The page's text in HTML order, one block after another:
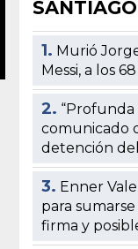
1. Murió
Messi, a los
2. “Profunda
comunicado
detención
3. Enner
para
firma y